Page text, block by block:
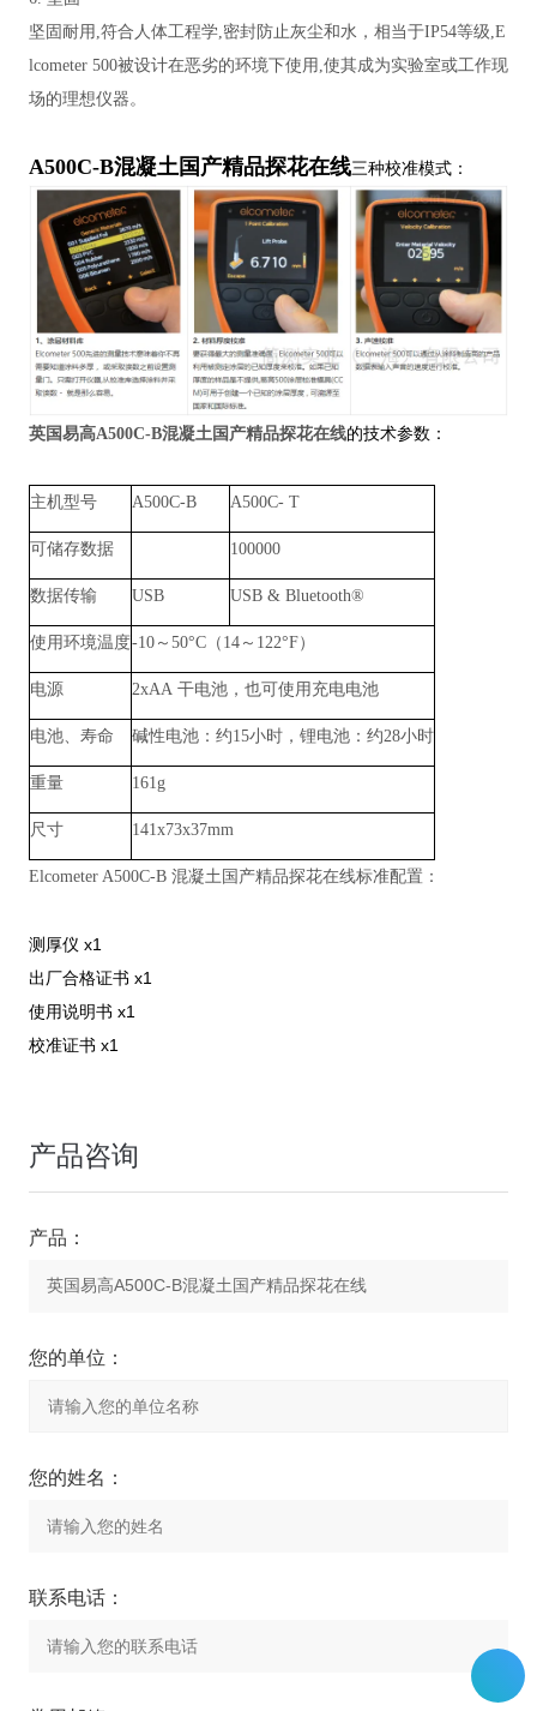
坚固耐用,符合人体工程学,密封防止灰尘和水，相当于IP54等级,E
lcometer 500被设计在恶劣的环境下使用,使其成为实验室或工作现
场的理想仪器。
A500C-B混凝土国产精品探花在线三种校准模式：
英国易高A500C-B混凝土国产精品探花在线的技术参数：
主机型号 A500C-B A500C- T
可储存数据 100000
数据传输 USB USB & Bluetooth®
使用环境温度-10～ 50°C（ 14～ 122°F）
电源 2xAA 干电池，也可使用充电电池
电池、寿命 碱性电池：约15小时，锂电池：约28小时
重量 161g
尺寸 141x73x37mm
Elcometer A500C-B 混凝土国产精品探花在线标准配置：
测厚仪 x1
出厂合格证书 x1
使用说明书 x1
校准证书 x1
产品咨询
产品：
您的单位：
您的姓名：
联系电话：